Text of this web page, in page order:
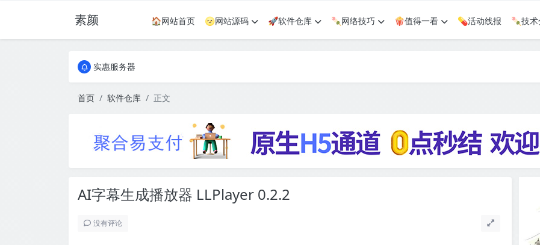
素颜 🏠网站首页 🌝网站源码 🚀软件仓库 🍡网络技巧 🍿值得一看 💊活动线报 🍡技术
全国免费包邮流量卡
实惠服务器
实惠服务器
首页 软件仓库 正文
AI字幕生成播放器 LLPlayer 0.2.2
没有评论